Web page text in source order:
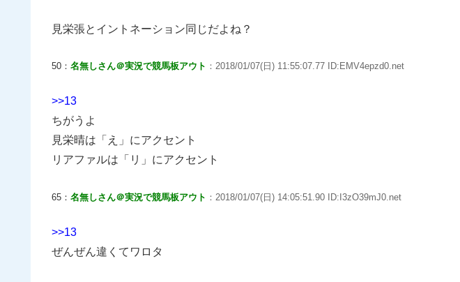
見栄張とイントネーション同じだよね？
50： 名無しさん＠実況で競馬板アウト ：2018/01/07(日) 11:55:07.77 ID:EMV4epzd0.net
>>13
ちがうよ
見栄晴は「え」にアクセント
リアファルは「リ」にアクセント
65： 名無しさん＠実況で競馬板アウト ：2018/01/07(日) 14:05:51.90 ID:I3zO39mJ0.net
>>13
ぜんぜん違くてワロタ